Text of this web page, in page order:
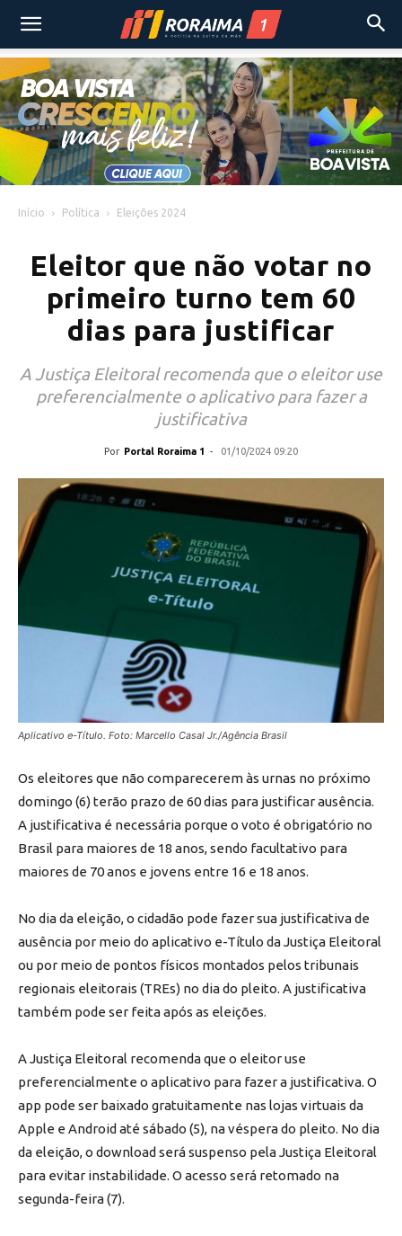
Início Política Eleições 2024
Eleitor que não votar no
primeiro turno tem 60
dias para justificar
A Justiça Eleitoral recomenda que o eleitor use
preferencialmente o aplicativo para fazer a
justificativa
Por Portal Roraima 1 - 01/10/2024 09:20
Aplicativo e-Título. Foto: Marcello Casal Jr./Agência Brasil
Os eleitores que não comparecerem às urnas no próximo
domingo (6) terão prazo de 60 dias para justificar ausência.
A justificativa é necessária porque o voto é obrigatório no
Brasil para maiores de 18 anos, sendo facultativo para
maiores de 70 anos e jovens entre 16 e 18 anos.
No dia da eleição, o cidadão pode fazer sua justificativa de
ausência por meio do aplicativo e-Título da Justiça Eleitoral
ou por meio de pontos físicos montados pelos tribunais
regionais eleitorais (TREs) no dia do pleito. A justificativa
também pode ser feita após as eleições.
A Justiça Eleitoral recomenda que o eleitor use
preferencialmente o aplicativo para fazer a justificativa. O
app pode ser baixado gratuitamente nas lojas virtuais da
Apple e Android até sábado (5), na véspera do pleito. No dia
da eleição, o download será suspenso pela Justiça Eleitoral
para evitar instabilidade. O acesso será retomado na
segunda-feira (7).